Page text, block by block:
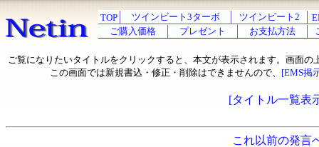
TOP ツインビート3ターボ ツインビート2
ご購入価格
プレゼント お支払方法
ご覧になりたいタイトルをクリックすると、本文が表示されます。画面の
この画面では新規書込・修正・削除はできませんので、 [EMS掲
[タイトル一覧表
これ以前の発言